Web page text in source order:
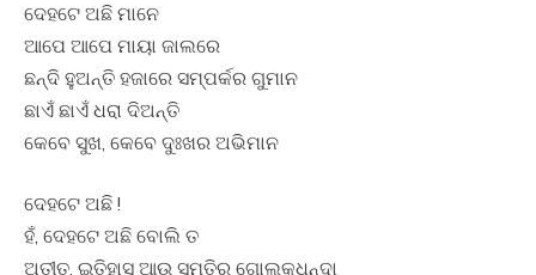
ଦେହଟେ ଅଛି ମାନେ
ଆପେ ଆପେ ମାୟା ଜାଲରେ
ଛନ୍ଦି ହୁଅନ୍ତି ହଜାରେ ସମ୍ପର୍କର ଗୁମାନ
ଛାଏଁ ଛାଏଁ ଧରା ଦିଅନ୍ତି
କେବେ ସୁଖ, କେବେ ଦୁଃଖର ଅଭିମାନ
ଦେହଟେ ଅଛି !
ହଁ, ଦେହଟେ ଅଛି ବୋଲି ତ
ଅତୀତ, ଇତିହାସ ଆଉ ସ୍ମୃତିର ଗୋଲକଧନ୍ଦା